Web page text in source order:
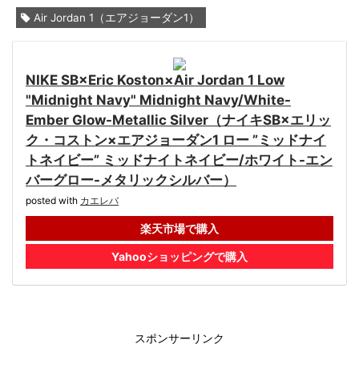
Air Jordan 1（エアジョーダン1）
NIKE SB×Eric Koston×Air Jordan 1 Low
"Midnight Navy" Midnight Navy/White-
Ember Glow-Metallic Silver（ナイキSB×エリッ
ク・コストン×エアジョーダン1 ロー ”ミッドナイ
トネイビー” ミッドナイトネイビー/ホワイト-エン
バーグロー-メタリックシルバー）
posted with カエレバ
楽天市場で購入
Yahooショッピングで購入
スポンサーリンク